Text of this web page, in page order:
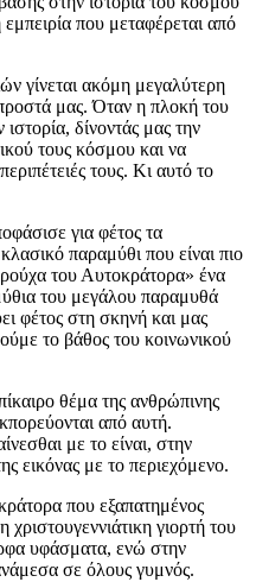
που μεταφέρεται από
γίνεται ακόμη μεγαλύτερη
μας. Όταν η πλοκή του
δίνοντάς μας την
τους κόσμου και να
τους. Κι αυτό το
για φέτος τα
παραμύθι που είναι πιο
του Αυτοκράτορα» ένα
του μεγάλου παραμυθά
φέτος στη σκηνή και μας
το βάθος του κοινωνικού
θέμα της ανθρώπινης
από αυτή.
με το είναι, στην
εικόνας με το περιεχόμενο.
που εξαπατημένος
χριστουγεννιάτικη γιορτή του
υφάσματα, ενώ στην
σε όλους γυμνός.